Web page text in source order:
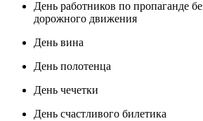
День работников по пропаганде
дорожного движения
День вина
День полотенца
День чечетки
День счастливого билетика